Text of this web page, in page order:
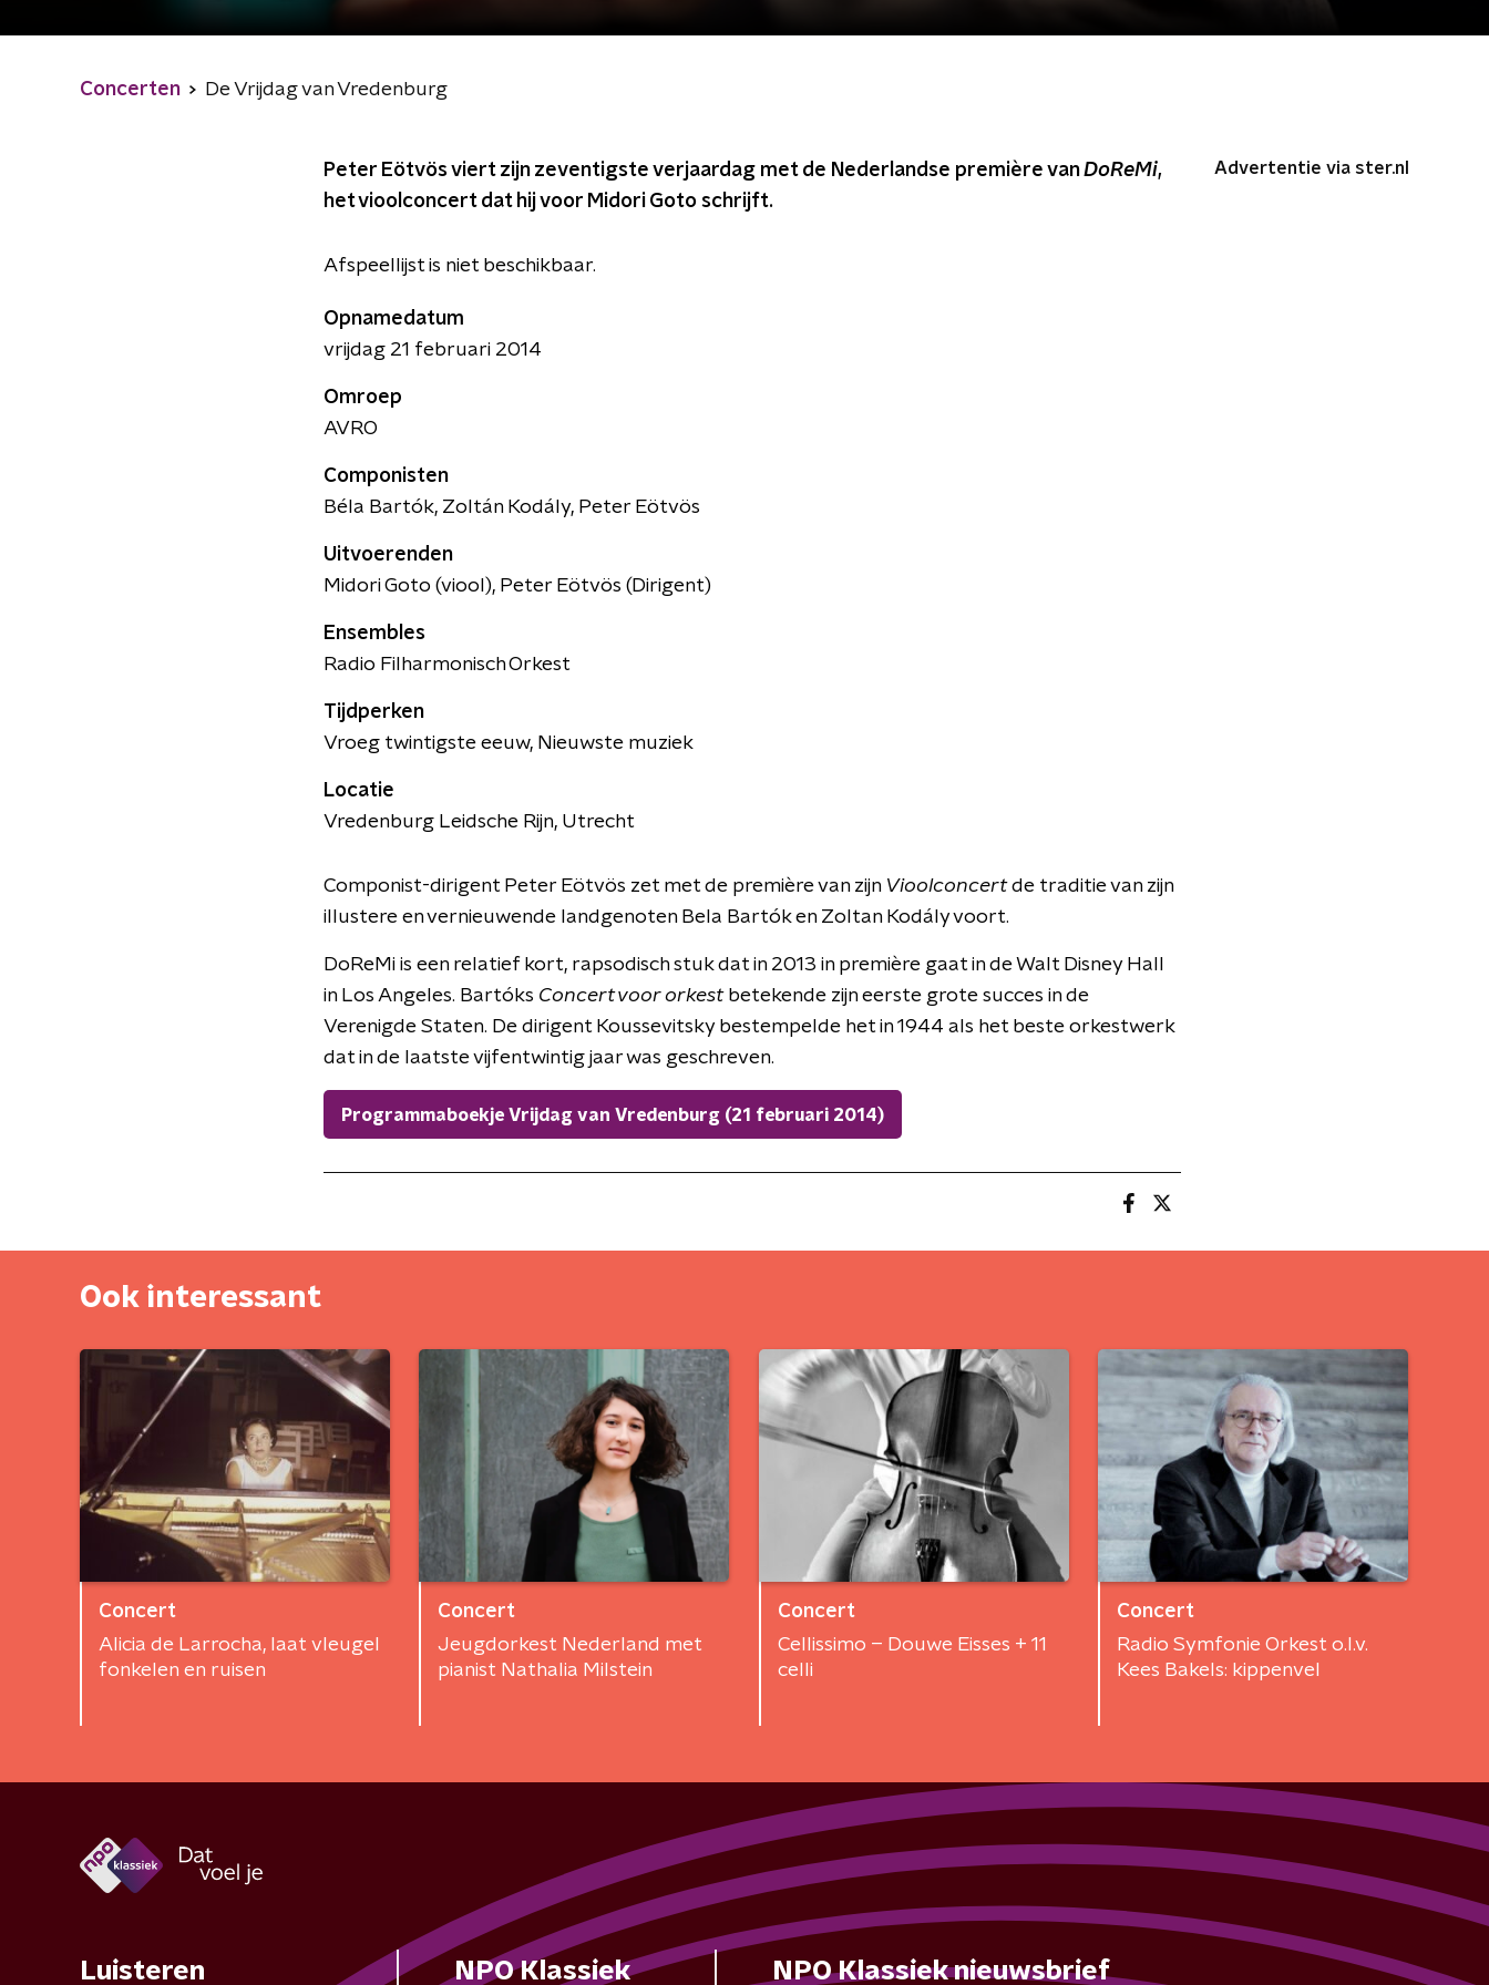
Concerten De Vrijdag van Vredenburg
Peter Eötvös viert zijn zeventigste verjaardag met de Nederlandse première vanDoReMi,
het vioolconcert dat hij voor Midori Goto schrijft.
Afspeellijst is niet beschikbaar.
Opnamedatum
vrijdag 21 februari 2014
Omroep
AVRO
Componisten
Béla Bartók, Zoltán Kodály, Peter Eötvös
Uitvoerenden
Midori Goto (viool), Peter Eötvös (Dirigent)
Ensembles
Radio Filharmonisch Orkest
Tijdperken
Vroeg twintigste eeuw, Nieuwste muziek
Locatie
Vredenburg Leidsche Rijn, Utrecht
Componist-dirigent Peter Eötvös zet met de première van zijn Vioolconcertde traditie van zijn
illustere en vernieuwende landgenoten Bela Bartók en Zoltan Kodály voort.
DoReMi is een relatief kort, rapsodisch stuk dat in 2013 in première gaat in de Walt Disney Hall
in Los Angeles. Bartóks Concert voor orkestbetekende zijn eerste grote succes in de
Verenigde Staten. De dirigent Koussevitsky bestempelde het in 1944 als het beste orkestwerk
dat in de laatste vijfentwintig jaar was geschreven.
Programmaboekje Vrijdag van Vredenburg (21 februari 2014)
Advertentie via ster.nl
Ook interessant
Concert
Alicia de Larrocha, laat vleugel
fonkelen en ruisen
Concert
Jeugdorkest Nederland met
pianist Nathalia Milstein
Concert
Cellissimo – Douwe Eisses + 11
celli
Concert
Radio Symfonie Orkest o.l.v.
Kees Bakels: kippenvel
Luisteren NPO Klassiek NPO Klassiek nieuwsbrief